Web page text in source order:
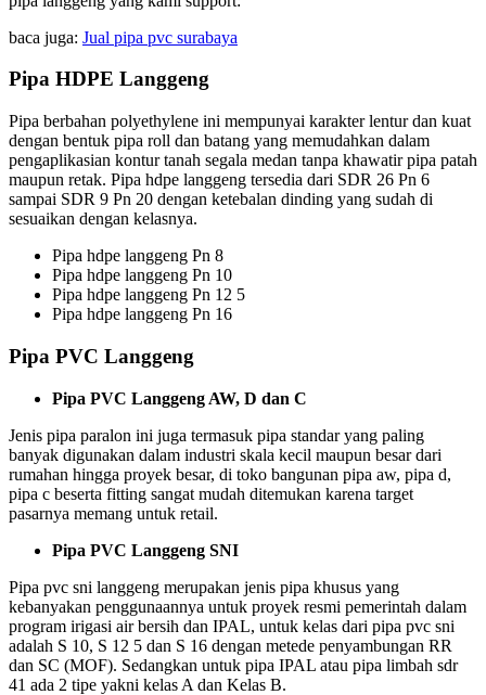
baca juga: Jual pipa pvc surabaya
Pipa HDPE Langgeng
Pipa berbahan polyethylene ini mempunyai karakter lentur dan kuat
dengan bentuk pipa roll dan batang yang memudahkan dalam
pengaplikasian kontur tanah segala medan tanpa khawatir pipa patah
maupun retak. Pipa hdpe langgeng tersedia dari SDR 26 Pn 6
sampai SDR 9 Pn 20 dengan ketebalan dinding yang sudah di
sesuaikan dengan kelasnya.
Pipa hdpe langgeng Pn 8
Pipa hdpe langgeng Pn 10
Pipa hdpe langgeng Pn 12 5
Pipa hdpe langgeng Pn 16
Pipa PVC Langgeng
Pipa PVC Langgeng AW, D dan C
Jenis pipa paralon ini juga termasuk pipa standar yang paling
banyak digunakan dalam industri skala kecil maupun besar dari
rumahan hingga proyek besar, di toko bangunan pipa aw, pipa d,
pipa c beserta fitting sangat mudah ditemukan karena target
pasarnya memang untuk retail.
Pipa PVC Langgeng SNI
Pipa pvc sni langgeng merupakan jenis pipa khusus yang
kebanyakan penggunaannya untuk proyek resmi pemerintah dalam
program irigasi air bersih dan IPAL, untuk kelas dari pipa pvc sni
adalah S 10, S 12 5 dan S 16 dengan metede penyambungan RR
dan SC (MOF). Sedangkan untuk pipa IPAL atau pipa limbah sdr
41 ada 2 tipe yakni kelas A dan Kelas B.